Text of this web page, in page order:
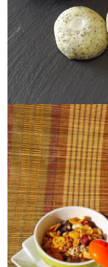
Una base ligera de cereales y
e